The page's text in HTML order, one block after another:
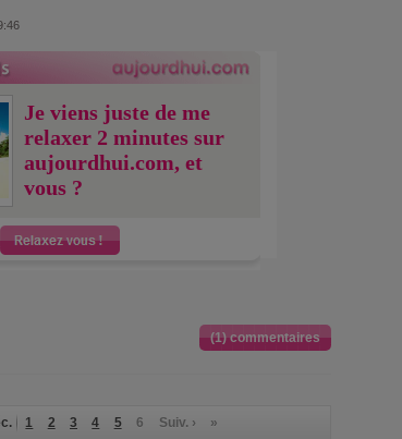
Je viens juste de me
relaxer 2 minutes sur
aujourdhui.com, et
vous ?
(1) commentaires
1 2 3 4 5 6 Suiv. › »